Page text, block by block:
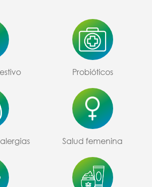
Probióticos
Salud femenina